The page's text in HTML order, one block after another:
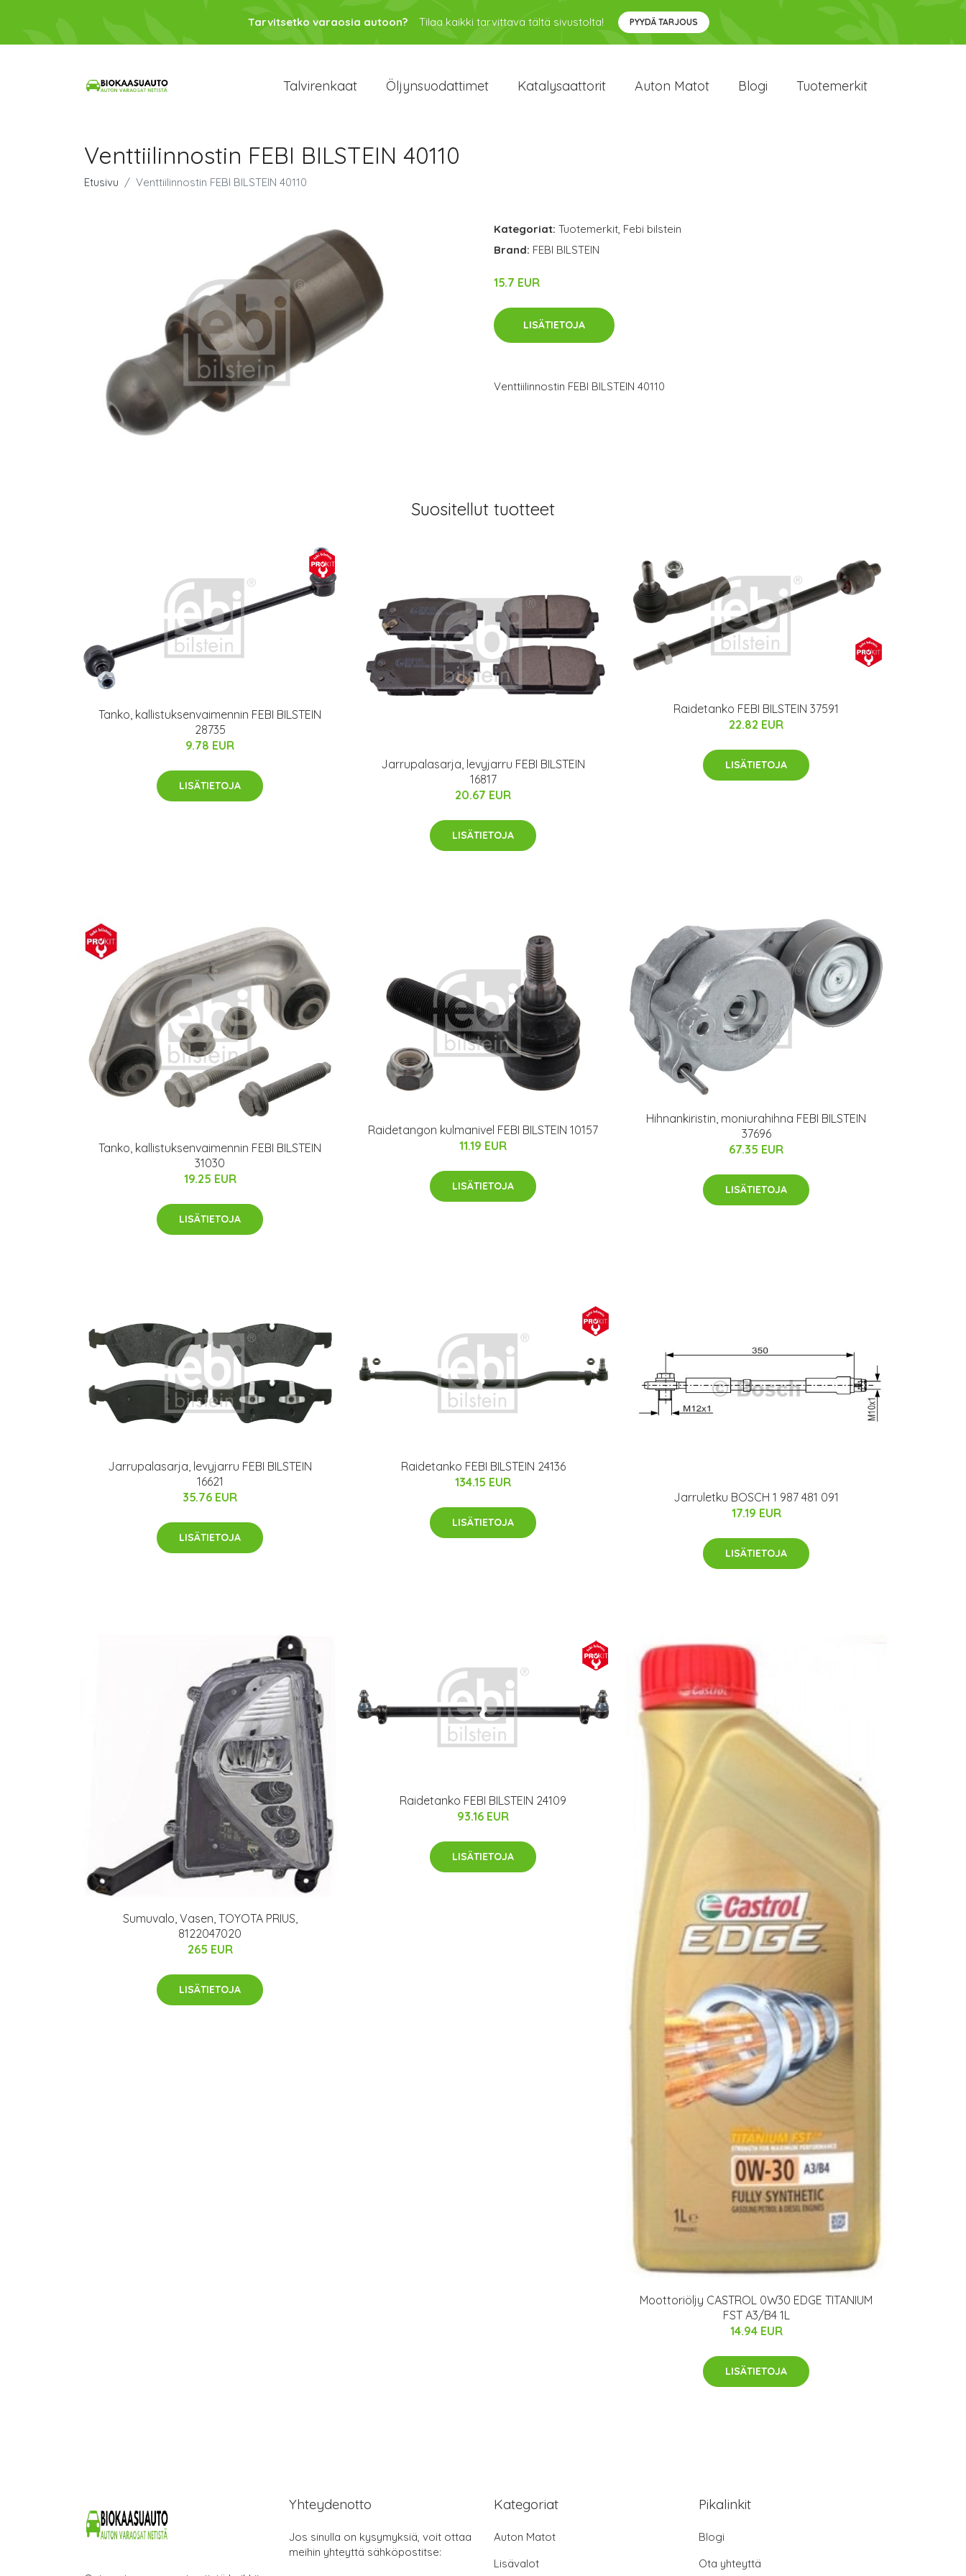
Tarvitsetko varaosia autoon? Tilaa kaikki tarvittava tältä sivustolta! PYYDÄ TARJOUS
Talvirenkaat Öljynsuodattimet Katalysaattorit Auton Matot Blogi Tuotemerkit
Venttiilinnostin FEBI BILSTEIN 40110
Etusivu Venttiilinnostin FEBI BILSTEIN 40110
Kategoriat: Tuotemerkit, Febi bilstein
Brand: FEBI BILSTEIN
15.7 EUR
LISÄTIETOJA
Venttiilinnostin FEBI BILSTEIN 40110
Suositellut tuotteet
Tanko, kallistuksenvaimennin FEBI BILSTEIN
28735
9.78 EUR
LISÄTIETOJA
Jarrupalasarja, levyjarru FEBI BILSTEIN
16817
20.67 EUR
LISÄTIETOJA
Raidetanko FEBI BILSTEIN 37591
22.82 EUR
LISÄTIETOJA
Tanko, kallistuksenvaimennin FEBI BILSTEIN
31030
19.25 EUR
LISÄTIETOJA
Raidetangon kulmanivel FEBI BILSTEIN 10157
11.19 EUR
LISÄTIETOJA
Hihnankiristin, moniurahihna FEBI BILSTEIN
37696
67.35 EUR
LISÄTIETOJA
Jarrupalasarja, levyjarru FEBI BILSTEIN
16621
35.76 EUR
LISÄTIETOJA
Raidetanko FEBI BILSTEIN 24136
134.15 EUR
LISÄTIETOJA
Jarruletku BOSCH 1 987 481 091
17.19 EUR
LISÄTIETOJA
Sumuvalo, Vasen, TOYOTA PRIUS,
8122047020
265 EUR
LISÄTIETOJA
Raidetanko FEBI BILSTEIN 24109
93.16 EUR
LISÄTIETOJA
Moottoriöljy CASTROL 0W30 EDGE TITANIUM
FST A3/B4 1L
14.94 EUR
LISÄTIETOJA
Yhteydenotto
Jos sinulla on kysymyksiä, voit ottaa
meihin yhteyttä sähköpostitse:
Kategoriat
Auton Matot
Lisävalot
Pikalinkit
Blogi
Ota yhteyttä